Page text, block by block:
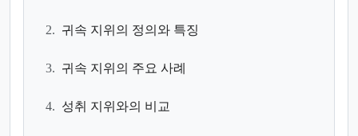
2. 귀속 지위의 정의와 특징
3. 귀속 지위의 주요 사례
4. 성취 지위와의 비교